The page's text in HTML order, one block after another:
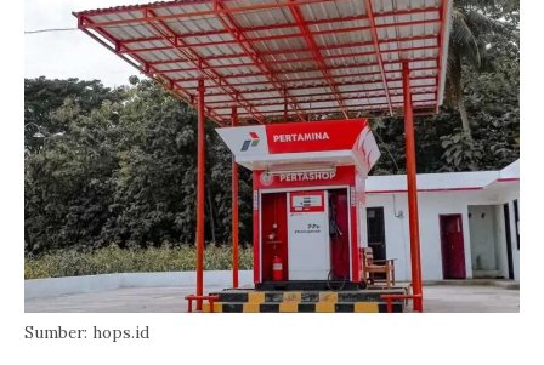
Sumber: hops.id